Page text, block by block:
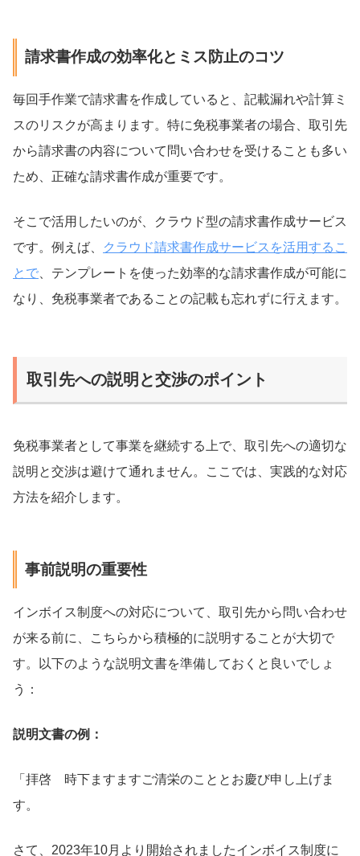
請求書作成の効率化とミス防止のコツ
毎回手作業で請求書を作成していると、記載漏れや計算ミ
スのリスクが高まります。特に免税事業者の場合、取引先
から請求書の内容について問い合わせを受けることも多い
ため、正確な請求書作成が重要です。
そこで活用したいのが、クラウド型の請求書作成サービス
です。例えば、
クラウド請求書作成サービスを活用するこ
とで 、テンプレートを使った効率的な請求書作成が可能に
なり、免税事業者であることの記載も忘れずに行えます。
取引先への説明と交渉のポイント
免税事業者として事業を継続する上で、取引先への適切な
説明と交渉は避けて通れません。ここでは、実践的な対応
方法を紹介します。
事前説明の重要性
インボイス制度への対応について、取引先から問い合わせ
が来る前に、こちらから積極的に説明することが大切で
す。以下のような説明文書を準備しておくと良いでしょ
う：
説明文書の例：
「拝啓 時下ますますご清栄のこととお慶び申し上げま
す。
さて、2023年10月より開始されましたインボイス制度に